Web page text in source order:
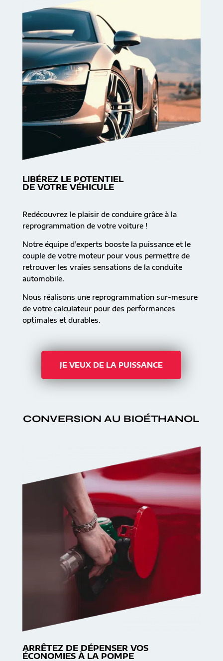
LIBÉREZ LE POTENTIEL
DE VOTRE VÉHICULE
Redécouvrez le plaisir de conduire grâce à la
reprogrammation de votre voiture !
Notre équipe d’experts booste la puissance et le
couple de votre moteur pour vous permettre de
retrouver les vraies sensations de la conduite
automobile.
Nous réalisons une reprogrammation sur-mesure
de votre calculateur pour des performances
optimales et durables.
JE VEUX DE LA PUISSANCE
CONVERSION AU BIOÉTHANOL
ARRÊTEZ DE DÉPENSER VOS
ÉCONOMIES À LA POMPE